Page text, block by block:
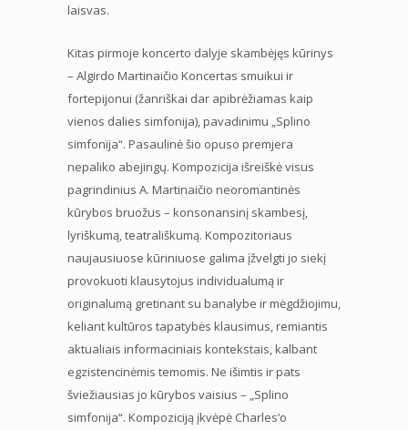
laisvas.
Kitas pirmoje koncerto dalyje skambėjęs kūrinys
– Algirdo Martinaičio Koncertas smuikui ir
fortepijonui (žanriškai dar apibrėžiamas kaip
vienos dalies simfonija), pavadinimu „Splino
simfonija“. Pasaulinė šio opuso premjera
nepaliko abejingų. Kompozicija išreiškė visus
pagrindinius A. Martinaičio neoromantinės
kūrybos bruožus – konsonansinį skambesį,
lyriškumą, teatrališkumą. Kompozitoriaus
naujausiuose kūriniuose galima įžvelgti jo siekį
provokuoti klausytojus individualumą ir
originalumą gretinant su banalybe ir mėgdžiojimu,
keliant kultūros tapatybės klausimus, remiantis
aktualiais informaciniais kontekstais, kalbant
egzistencinėmis temomis. Ne išimtis ir pats
šviežiausias jo kūrybos vaisius – „Splino
simfonija“. Kompoziciją įkvėpė Charles‘o